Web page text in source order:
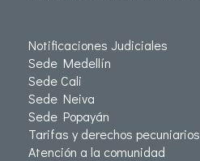
Notificaciones Judiciales
Sede Medellín
Sede Cali
Sede Neiva
Sede Popayán
Tarifas y derechos
Atención a la comunidad